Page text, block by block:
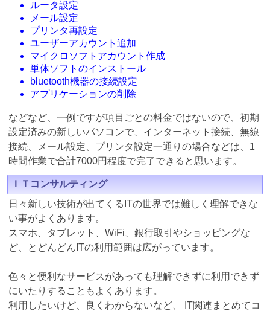
ルータ設定
メール設定
プリンタ再設定
ユーザーアカウント追加
マイクロソフトアカウント作成
単体ソフトのインストール
bluetooth機器の接続設定
アプリケーションの削除
などなど、一例ですが項目ごとの料金ではないので、初期
設定済みの新しいパソコンで、インターネット接続、無線
接続、メール設定、プリンタ設定一通りの場合などは、1
時間作業で合計7000円程度で完了できると思います。
ＩＴコンサルティング
日々新しい技術が出てくるITの世界では難しく理解できな
い事がよくあります。
スマホ、タブレット、WiFi、銀行取引やショッピングな
ど、とどんどんITの利用範囲は広がっています。
色々と便利なサービスがあっても理解できずに利用できず
にいたりすることもよくあります。
利用したいけど、良くわからないなど、 IT関連まとめてコ